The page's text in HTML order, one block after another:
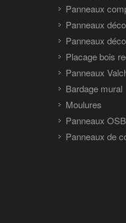
Panneaux
Panneaux
Panneaux
Placage bois
Panneaux
Bardage mural
Moulures
Panneaux OSB
Panneaux de